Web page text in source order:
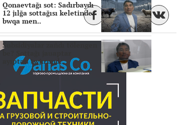
Qonaevtağı sot: Sadırbaydı
12 jılğa sottağısı keletinder
bwqa men..
Subsidiyalar zañdı tölengen
ayıptau twjırımd..